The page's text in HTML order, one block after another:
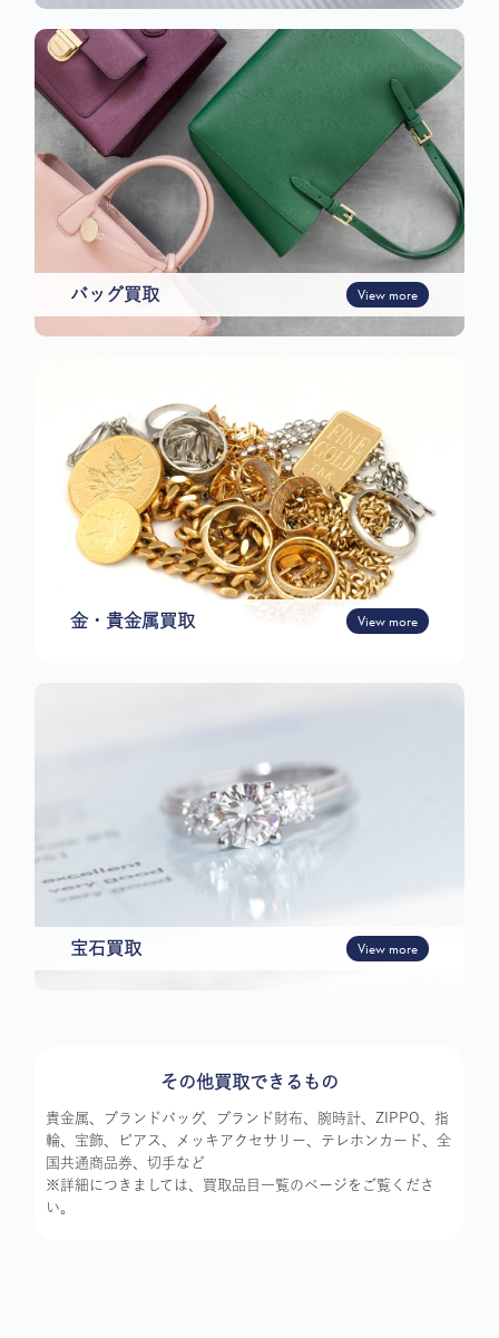
バッグ買取 View more
金・貴金属買取 View more
宝石買取 View more
その他買取できるもの
貴金属、ブランドバッグ、ブランド財布、腕時計、ZIPPO、指
輪、宝飾、ピアス、メッキアクセサリー、テレホンカード、全
国共通商品券、切手など
※詳細につきましては、買取品目一覧のページをご覧くださ
い。